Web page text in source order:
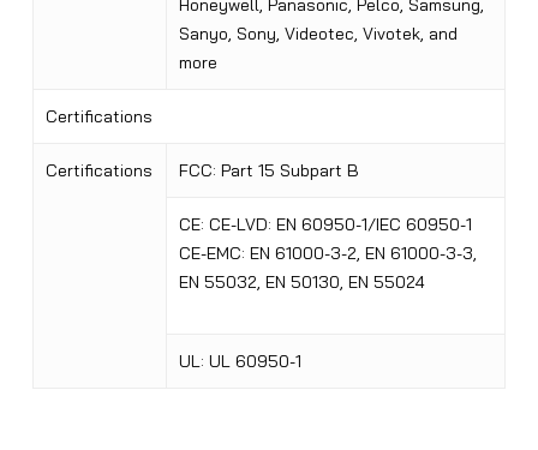
Honeywell, Panasonic, Pelco, Samsung,
Sanyo, Sony, Videotec, Vivotek, and
more
Certifications
Certifications FCC: Part 15 Subpart B
CE: CE-LVD: EN 60950-1/IEC 60950-1
CE-EMC: EN 61000-3-2, EN 61000-3-3,
EN 55032, EN 50130, EN 55024
UL: UL 60950-1